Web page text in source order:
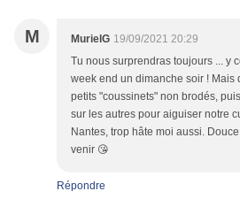
M MurielG 19/09/2021 20:29
Tu nous surprendras toujours ... y
week end un dimanche soir ! Mais
petits "coussinets" non brodés,
sur les autres pour aiguiser notre
Nantes, trop hâte moi aussi.
venir 😘
Répondre